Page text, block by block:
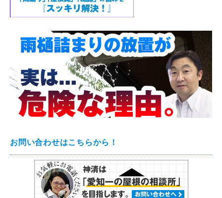
お問い合わせはこちらから！